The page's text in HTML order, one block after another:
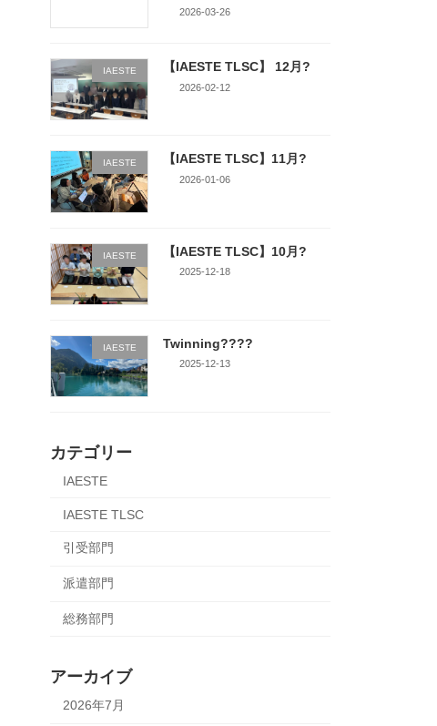
2026-03-26
IAESTE 【IAESTE TLSC】 12月?
2026-02-12
IAESTE 【IAESTE TLSC】11月?
2026-01-06
IAESTE 【IAESTE TLSC】10月?
2025-12-18
IAESTE Twinning????
2025-12-13
カテゴリー
IAESTE
IAESTE TLSC
引受部門
派遣部門
総務部門
アーカイブ
2026年7月